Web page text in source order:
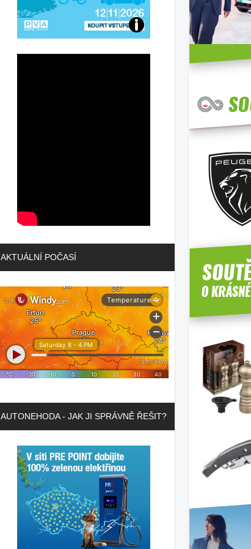
Přijďte
AKTUÁLNÍ POČASÍ
AUTONEHODA - JAK JI SPRÁVNĚ ŘEŠIT?